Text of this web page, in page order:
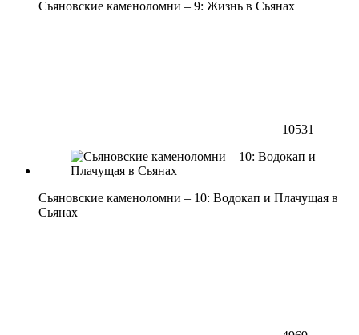
Сьяновские каменоломни – 9: Жизнь в Сьянах
10531
Сьяновские каменоломни – 10: Водокап и Плачущая в
Сьянах